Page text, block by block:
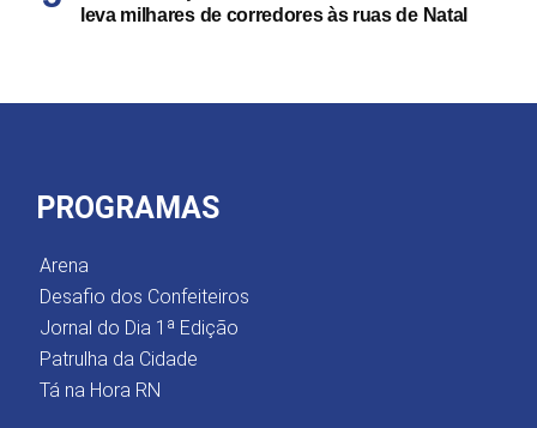
leva milhares de corredores às ruas de Natal
PROGRAMAS
Arena
Desafio dos Confeiteiros
Jornal do Dia 1ª Edição
Patrulha da Cidade
Tá na Hora RN